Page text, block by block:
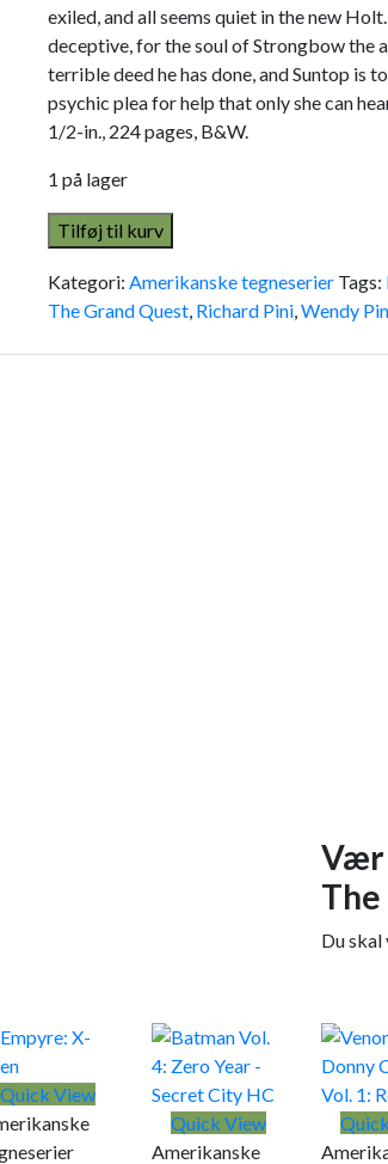
exiled, and all seems quiet in the new
deceptive, for the soul of Strongbow the
terrible deed he has done, and Suntop is
psychic plea for help that only she can
1/2-in., 224 pages, B&W.
1 på lager
Tilføj til kurv
Kategori: Amerikanske tegneserier Tags:
The Grand Quest, Richard Pini,Wendy
Vær
The
Du
Quick View
Quick View
Amerikanske